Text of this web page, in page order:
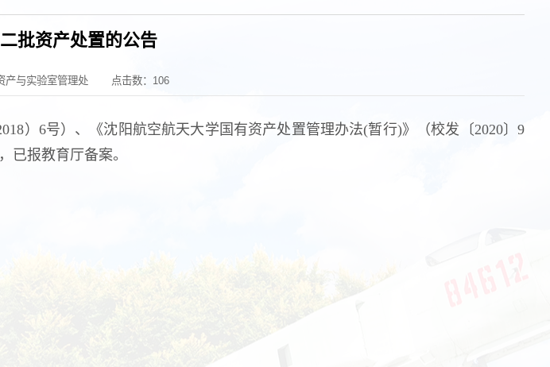
批资产处置的公告
产与实验室管理处 点击数： 106
）6号）、《沈阳航空航天大学国有资产处置管理办法(暂行)》（校发〔2020〕9
已报教育厅备案。